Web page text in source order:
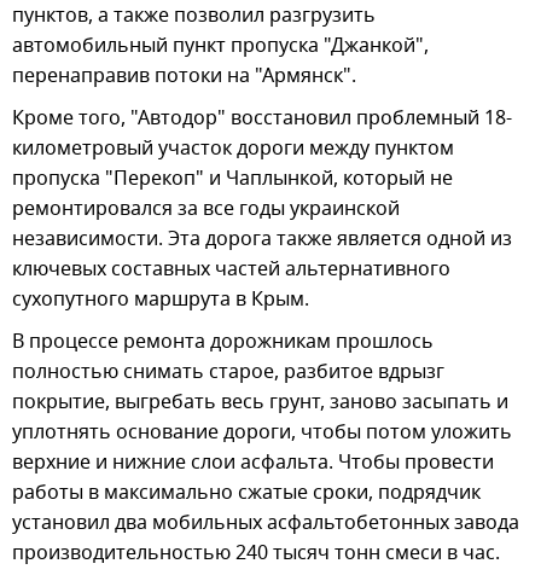
пунктов, а также позволил разгрузить
автомобильный пункт пропуска "Джанкой",
перенаправив потоки на "Армянск".
Кроме того, "Автодор" восстановил проблемный 18-
километровый участок дороги между пунктом
пропуска "Перекоп" и Чаплынкой, который не
ремонтировался за все годы украинской
независимости. Эта дорога также является одной из
ключевых составных частей альтернативного
сухопутного маршрута в Крым.
В процессе ремонта дорожникам прошлось
полностью снимать старое, разбитое вдрызг
покрытие, выгребать весь грунт, заново засыпать и
уплотнять основание дороги, чтобы потом уложить
верхние и нижние слои асфальта. Чтобы провести
работы в максимально сжатые сроки, подрядчик
установил два мобильных асфальтобетонных завода
производительностью 240 тысяч тонн смеси в час.